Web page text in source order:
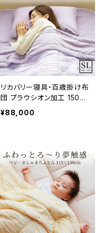
リカバリー寝具・百歳掛け布
団 プラウシオン加工 150×2
10cm
¥88,000